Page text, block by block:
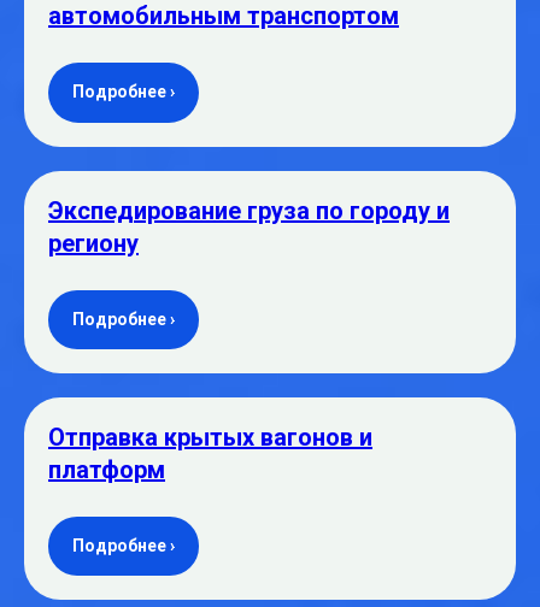
автомобильным транспортом
Подробнее ›
Экспедирование груза по городу и
региону
Подробнее ›
Отправка крытых вагонов и
платформ
Подробнее ›